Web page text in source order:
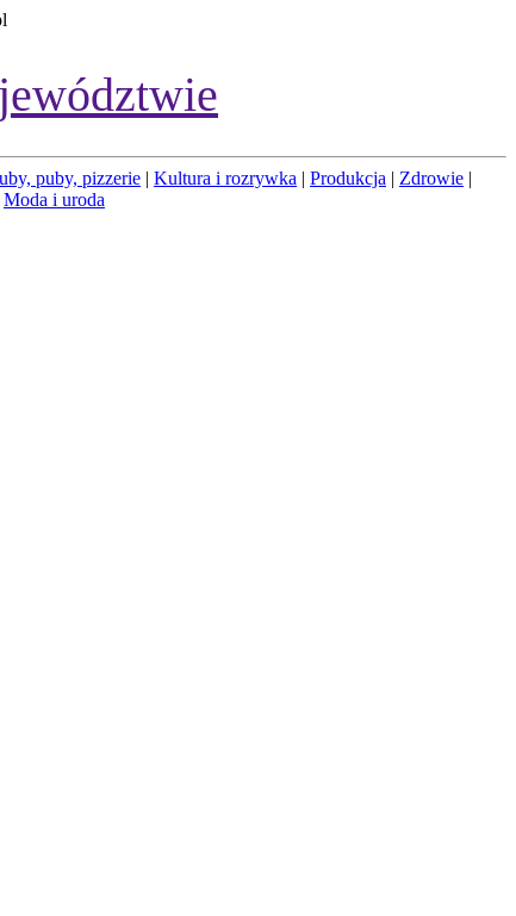
puby, pizzerie | Kultura i rozrywka | Produkcja | Zdrowie |
Moda i uroda